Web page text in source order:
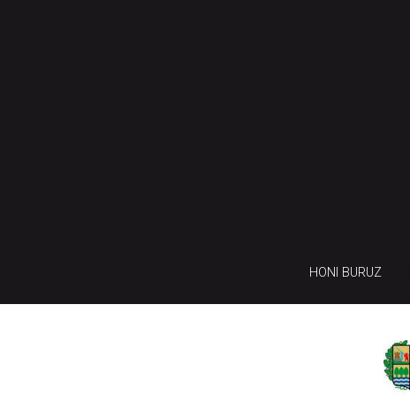
HONI BURUZ